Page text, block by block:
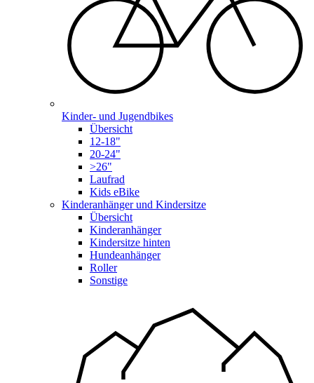
Kinder- und Jugendbikes
Übersicht
12-18"
20-24"
>26"
Laufrad
Kids eBike
Kinderanhänger und Kindersitze
Übersicht
Kinderanhänger
Kindersitze hinten
Hundeanhänger
Roller
Sonstige